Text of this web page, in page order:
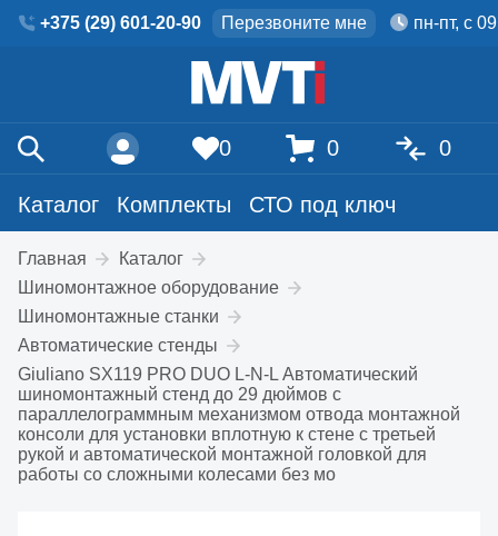
+375 (29) 601-20-90 Перезвоните мне пн-пт, с
Каталог Комплекты СТО под ключ
0 0 0
Главная
Каталог
Шиномонтажное оборудование
Шиномонтажные станки
Автоматические стенды
Giuliano SX119 PRO DUO L-N-L Автоматический
шиномонтажный стенд до 29 дюймов с
параллелограммным механизмом отвода монтажной
консоли для установки вплотную к стене с третьей
рукой и автоматической монтажной головкой для
работы со сложными колесами без мо